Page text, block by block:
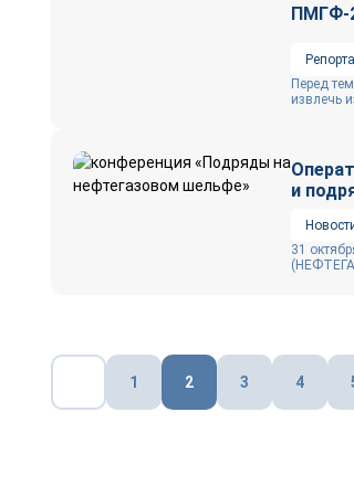
ПМГФ-
Перед
извлечь
и
31
Пагинация
записей
1 2 3 4